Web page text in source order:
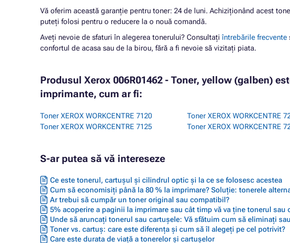
Vă oferim această garanție pentru toner: 24 de luni. Achiziționând acest
puteți folosi pentru o reducere la o nouă comandă.
Aveți nevoie de sfaturi în alegerea tonerului? Consultați întrebările frecvente
confortul de acasa sau de la birou, fără a fi nevoie să vizitați piata.
Produsul Xerox 006R01462 - Toner, yellow (galben)
imprimante, cum ar fi:
Toner XEROX WORKCENTRE 7120
Toner XEROX WORKCENTRE 7125
Toner XEROX WORKCENTRE
Toner XEROX WORKCENTRE
S-ar putea să vă intereseze
Ce este tonerul, cartușul și cilindrul optic și la ce se folosesc acestea
Cum să economisiți până la 80 % la imprimare? Soluție: tonerele
Ar trebui să cumpăr un toner original sau compatibil?
5% acoperire a paginii la imprimare sau cât timp vă va ține tonerul sau
Unde să aruncați tonerul sau cartușele: Vă sfătuim cum să eliminați
Toner vs. cartuș: care este diferența și cum să îl alegeți pe cel potrivit?
Care este durata de viață a tonerelor și cartușelor